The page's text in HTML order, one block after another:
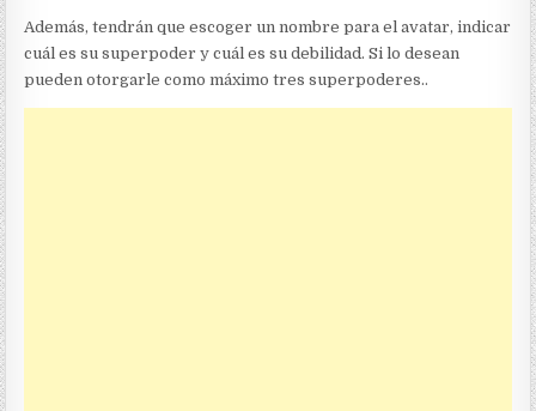
Además, tendrán que escoger un nombre para el avatar, indicar
cuál es su superpoder y cuál es su debilidad. Si lo desean
pueden otorgarle como máximo tres superpoderes..